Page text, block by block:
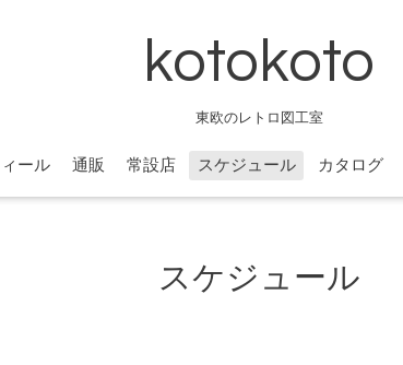
kotokoto
東欧のレトロ図工室
ール 通販 常設店 スケジュール カタログ
スケジュール